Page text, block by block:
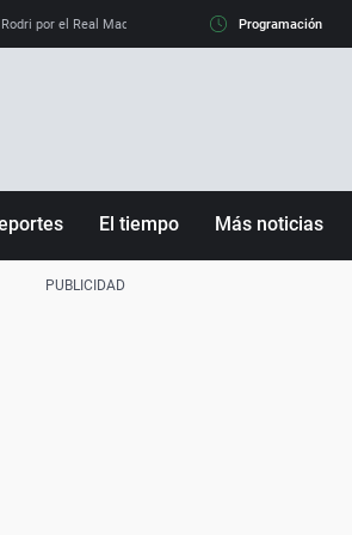
por el Real Madrid y su 'sí' al Barça La llamada
Programación
El tiempo Más noticias